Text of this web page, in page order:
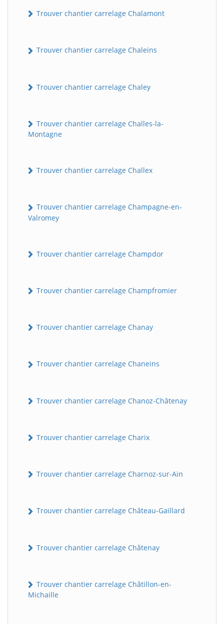
Trouver chantier carrelage Chalamont
Trouver chantier carrelage Chaleins
Trouver chantier carrelage Chaley
Trouver chantier carrelage Challes-la-
Montagne
Trouver chantier carrelage Challex
Trouver chantier carrelage Champagne-en-
Valromey
Trouver chantier carrelage Champdor
Trouver chantier carrelage Champfromier
Trouver chantier carrelage Chanay
Trouver chantier carrelage Chaneins
Trouver chantier carrelage Chanoz-Châtenay
Trouver chantier carrelage Charix
Trouver chantier carrelage Charnoz-sur-Ain
Trouver chantier carrelage Château-Gaillard
Trouver chantier carrelage Châtenay
Trouver chantier carrelage Châtillon-en-
Michaille